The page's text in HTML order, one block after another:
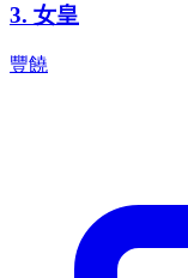
3. 女皇
豐饒